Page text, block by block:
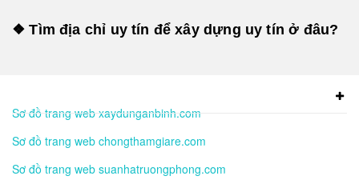
❖ Tìm địa chỉ uy tín để xây dựng uy tín ở đâu?
Sơ đồ trang web xaydunganbinh.com
Sơ đồ trang web chongthamgiare.com
Sơ đồ trang web suanhatruongphong.com